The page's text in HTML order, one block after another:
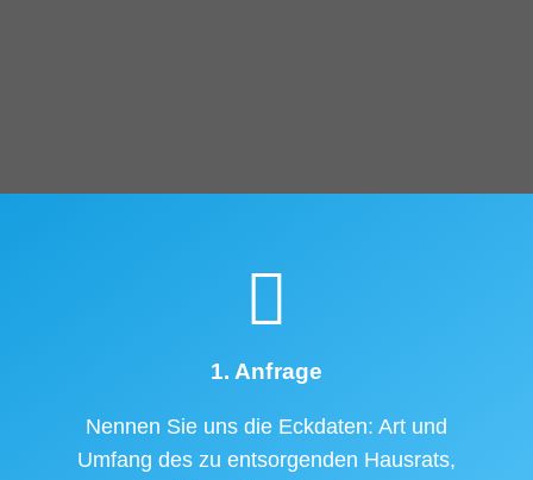
1. Anfrage
Nennen Sie uns die Eckdaten: Art und
Umfang des zu entsorgenden Hausrats,